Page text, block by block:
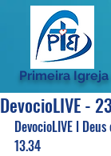
Primeira
DevocioLIVE -
DevocioLIVE l
13.34